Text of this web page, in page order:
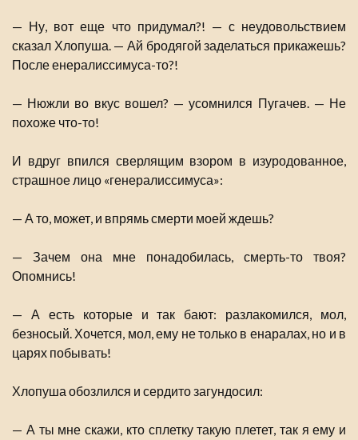
— Ну, вот еще что придумал?! — с неудовольствием
сказал Хлопуша. — Ай бродягой заделаться прикажешь?
После енералиссимуса-то?!
— Нюжли во вкус вошел? — усомнился Пугачев. — Не
похоже что-то!
И вдруг впился сверлящим взором в изуродованное,
страшное лицо «генералиссимуса»:
— А то, может, и впрямь смерти моей ждешь?
— Зачем она мне понадобилась, смерть-то твоя?
Опомнись!
— А есть которые и так бают: разлакомился, мол,
безносый. Хочется, мол, ему не только в енаралах, но и в
царях побывать!
Хлопуша обозлился и сердито загундосил:
— А ты мне скажи, кто сплетку такую плетет, так я ему и